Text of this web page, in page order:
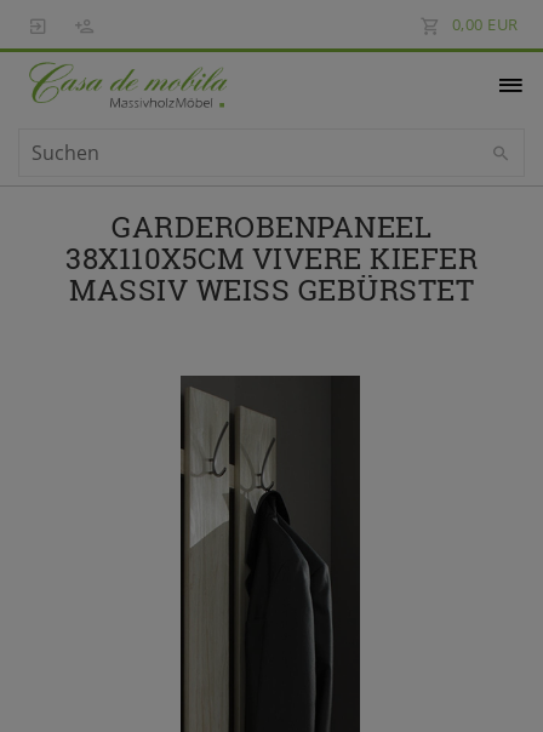
0,00 EUR
GARDEROBENPANEEL
38X110X5CM VIVERE KIEFER
MASSIV WEISS GEBÜRSTET